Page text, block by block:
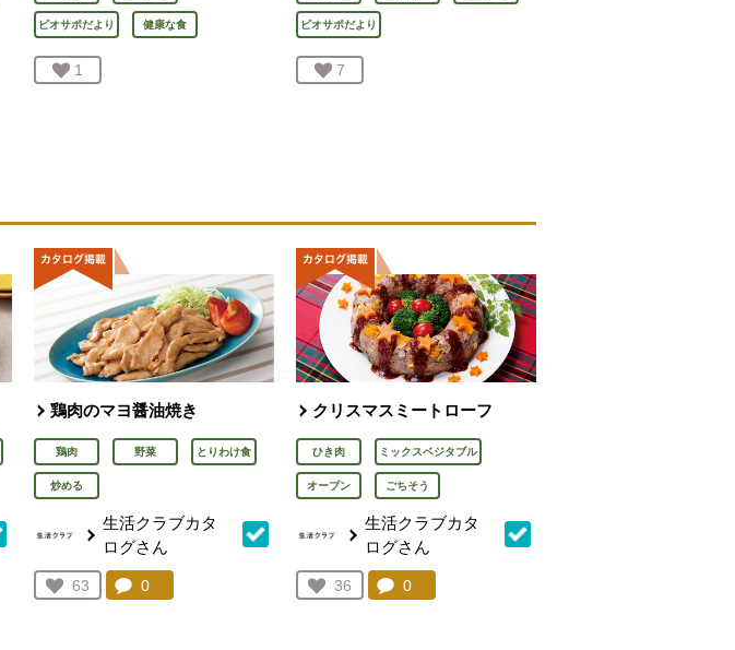
ビオサポだより 健康な食
お気に入り登録：
1
ビオサポだより
お気に入り登録：
7
鶏肉のマヨ醤油焼き
鶏肉 野菜 とりわけ食
炒める
生活クラブカタ
ログさん
お気に入り登録：
63
人が登録
コメント：
0件。コメントを見る。
クリスマスミートローフ
ひき肉 ミックスベジタブル
オーブン ごちそう
生活クラブカタ
ログさん
お気に入り登録：
36
人が登録
コメント：
0件。コメントを見る。